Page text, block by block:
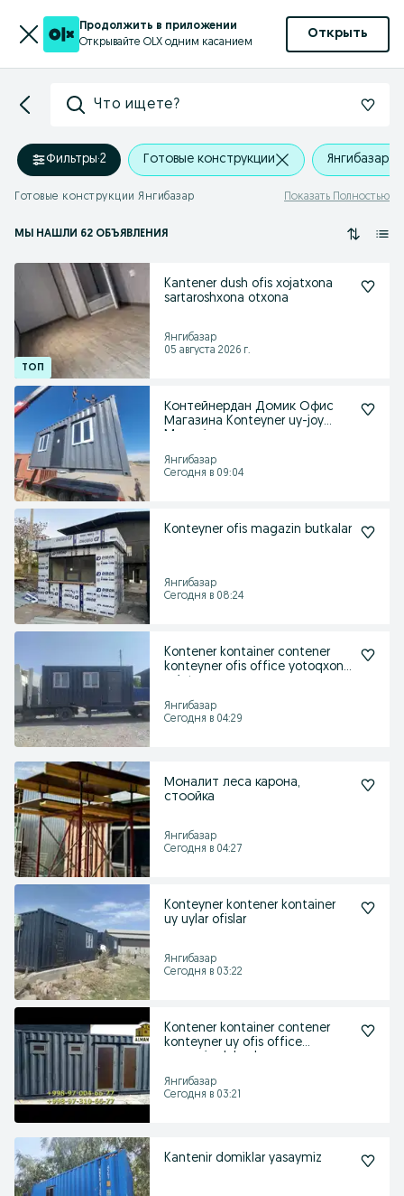
Продолжить в приложении
Открывайте OLX одним касанием
Открыть
Что ищете?
Фильтры·2 Готовые конструкции Янгибазар
Готовые конструкции Янгибазар Показать Полностью
МЫ НАШЛИ 62 ОБЪЯВЛЕНИЯ
Kantener dush ofis xojatxona
sartaroshxona otxona
Янгибазар
05 августа 2026 г.
Контейнердан Домик Офис
Магазина Konteyner uy-joy
Янгибазар
Сегодня в 09:04
Konteyner ofis magazin butkalar
Янгибазар
Сегодня в 08:24
Kontener kontainer contener
konteyner ofis office yotoqxona
Янгибазар
Сегодня в 04:29
Моналит леса карона,
стоойка
Янгибазар
Сегодня в 04:27
Konteyner kontener kontainer
uy uylar ofislar
Янгибазар
Сегодня в 03:22
Kontener kontainer contener
konteyner uy ofis office
Янгибазар
Сегодня в 03:21
Kantenir domiklar yasaymiz